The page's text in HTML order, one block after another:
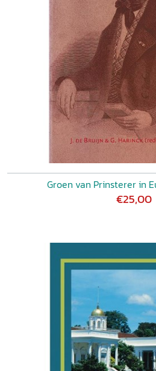
Groen van Prinsterer in
€25,00